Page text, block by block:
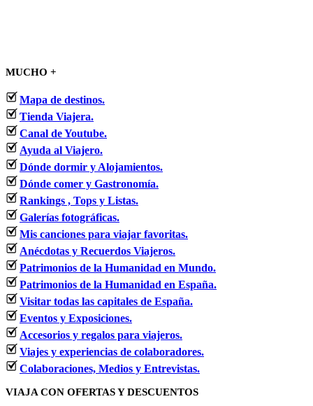
MUCHO +
Mapa de destinos.
Tienda Viajera.
Canal de Youtube.
Ayuda al Viajero.
Dónde dormir y Alojamientos.
Dónde comer y Gastronomía.
Rankings , Tops y Listas.
Galerías fotográficas.
Mis canciones para viajar favoritas.
Anécdotas y Recuerdos Viajeros.
Patrimonios de la Humanidad en Mundo.
Patrimonios de la Humanidad en España.
Visitar todas las capitales de España.
Eventos y Exposiciones.
Accesorios y regalos para viajeros.
Viajes y experiencias de colaboradores.
Colaboraciones, Medios y Entrevistas.
VIAJA CON OFERTAS Y DESCUENTOS